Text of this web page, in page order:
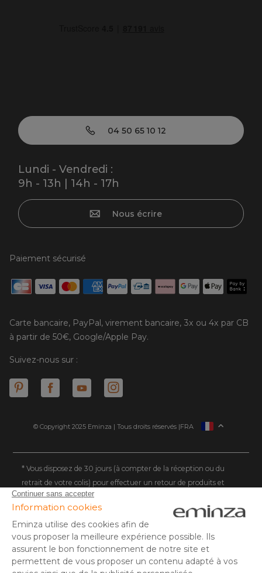
04 50 65 10 12
Lundi - Vendredi :
9h - 13h | 14h - 17h
Nous écrire
Paiement sécurisé
Carte bancaire, PayPal, virement bancaire, 3x ou 4x par CB
à partir de 50€, Google/Apple Pay.
Suivez-nous sur :
© Copyright 2025 Eminza | Tous droits réservés |
ESPAÑA
DEUTSCHLAND
NEDERLAND
DANMARK
FRA
* Vous disposez de 30 jours (à compter de la réception ou du
retrait de votre colis) pour effectuer un retour de produits et
vous faire rembourser. Hors colis volumineux
** Expédition le jour même pour toute commande passée avant
14 h (jours ouvrés - hors livraison éco)
(1) Remise de 10€ à partir de 80€ d'achat, hors frais de port. Offre
valable du 02/08/2026 au 06/08/2026 inclus, en saisissant le
code SUMMER26 lors de la commande. Offre non sécable, non